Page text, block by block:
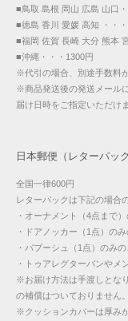
■鳥取 島根 岡山 広島 山口
■徳島 香川 愛媛 高知 ・・
■福岡 佐賀 長崎 大分 熊本
■沖縄・・・1300円
※代引の場合、別途手数料
※商品発送後の発送メール
届け日時をご指定いただけ
日本郵便（レターパッ
全国一律600円
レターパックは下記の場合
・オーナメント（4点まで
・ドアノッカー（1点）の
・バブーシュ（1点）のみ
・トゥアレグターバンやメ
※お届け方法は手渡しとな
の補償はついておりません。
※クッションカバーは厚み